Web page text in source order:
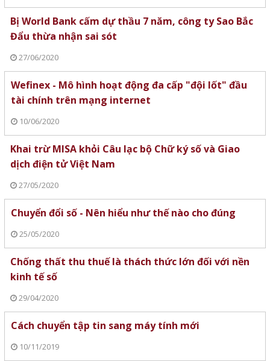
Bị World Bank cấm dự thầu 7 năm, công ty Sao Bắc
Đẩu thừa nhận sai sót
27/06/2020
Wefinex - Mô hình hoạt động đa cấp "đội lốt" đầu
tài chính trên mạng internet
10/06/2020
Khai trừ MISA khỏi Câu lạc bộ Chữ ký số và Giao
dịch điện tử Việt Nam
27/05/2020
Chuyển đổi số - Nên hiểu như thế nào cho đúng
25/05/2020
Chống thất thu thuế là thách thức lớn đối với nền
kinh tế số
29/04/2020
Cách chuyển tập tin sang máy tính mới
10/11/2019